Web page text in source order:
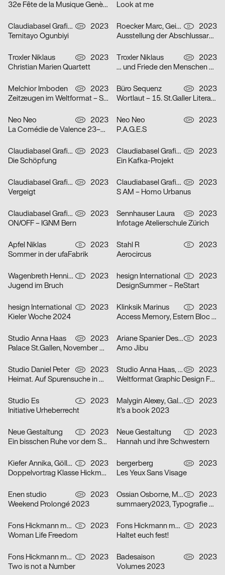
32e Fête de la Musique Genève
Look at me
Claudiabasel Grafik & Interaktion CH
2023
Temitayo Ogunbiyi
Roecker Marc, Geiss Linus D
2023
Ausstellung der Abschlussarbeiten Master Architektur & Diplome Design
Troxler Niklaus CH
2023
Christian Marien Quartett
Troxler Niklaus CH
2023
… und Friede den Menschen auf Erden
Melchior Imboden CH
2023
Zeitzeugen im Weltformat – Schweizer Plakatkunst
Büro Sequenz CH
2023
Wortlaut – 15. St.Galler Literaturfestival
Neo Neo CH
2023
La Comédie de Valence 23–24
Neo Neo CH
2023
P.A.G.E.S
Claudiabasel Grafik & Interaktion CH
2023
Die Schöpfung
Claudiabasel Grafik & Interaktion CH
2023
Ein Kafka-Projekt
Claudiabasel Grafik & Interaktion CH
2023
Vergeigt
Claudiabasel Grafik & Interaktion CH
2023
S AM – Homo Urbanus
Claudiabasel Grafik & Interaktion CH
2023
ON/OFF – IGNM Bern
Sennhauser Laura CH
2023
Infotage Atelierschule Zürich
Apfel Niklas D
2023
Sommer in der ufaFabrik
Stahl R D
2023
Aerocircus
Wagenbreth Henning D
2023
Jugend im Bruch
hesign International D
2023
DesignSummer – ReStart
hesign International D
2023
Kieler Woche 2024
Klinksik Marinus D
2023
Access Memory, Estern Bloc #2
Studio Anna Haas CH
2023
Palace St.Gallen, November & Dezember 2023
Ariane Spanier Design D
2023
Amo Jibu
Studio Daniel Peter CH
2023
Heimat. Auf Spurensuche in Mitholz
Studio Anna Haas, Herendi Artemisio, Johnson / Kingston, Claudiabasel Grafik & Interaktion, Prill Tania, Troxler Niklaus CH
2023
Weltformat Graphic Design Festival 2023
Studio Es A
2023
Initiative Urheberrecht
Malygin Alexey, Galizia Barbara D
2023
It’s a book 2023
Neue Gestaltung D
2023
Ein bisschen Ruhe vor dem Sturm
Neue Gestaltung D
2023
Hannah und ihre Schwestern
Kiefer Annika, Göller Ira D
2023
Doppelvortrag Klasse Hickmann
bergerberg CH
2023
Les Yeux Sans Visage
Enen studio CH
2023
Weekend Prolongé 2023
Ossian Osborne, Mehner Johanna D
2023
summaery2023, Typografie & Schriftgestaltung
Fons Hickmann m23 D
2023
Woman Life Freedom
Fons Hickmann m23 D
2023
Haltet euch fest!
Fons Hickmann m23 D
2023
Two is not a Number
Badesaison CH
2023
Volumes 2023